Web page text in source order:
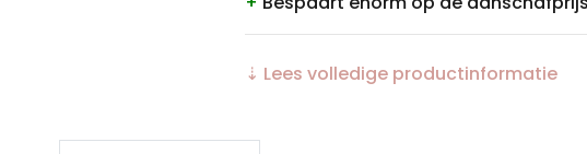
⇣ Lees volledige productinformatie